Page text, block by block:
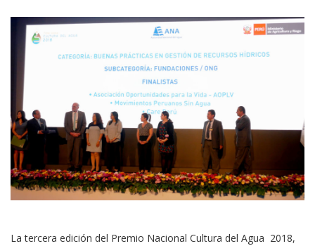
La tercera edición del Premio Nacional Cultura del Agua 2018,